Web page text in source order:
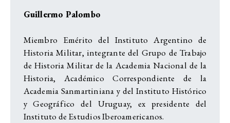
Guillermo Palombo
Miembro Emérito del Instituto Argentino de
Historia Militar, integrante del Grupo de Trabajo
de Historia Militar de la Academia Nacional de la
Historia, Académico Correspondiente de la
Academia Sanmartiniana y del Instituto Histórico
y Geográfico del Uruguay, ex presidente del
Instituto de Estudios Iberoamericanos.